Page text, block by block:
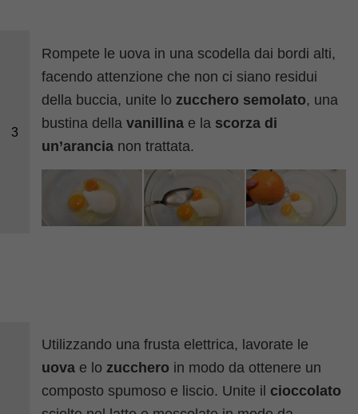
3
Rompete le uova in una scodella dai bordi alti,
facendo attenzione che non ci siano residui
della buccia, unite lo zucchero semolato, una
bustina dellavanillina e la scorza di
un’arancia non trattata.
Utilizzando una frusta elettrica, lavorate le
uova e lo zucchero in modo da ottenere un
composto spumoso e liscio. Unite il cioccolato